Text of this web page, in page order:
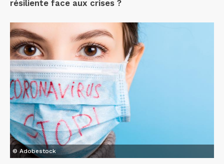
résiliente face aux crises ?
© Adobestock